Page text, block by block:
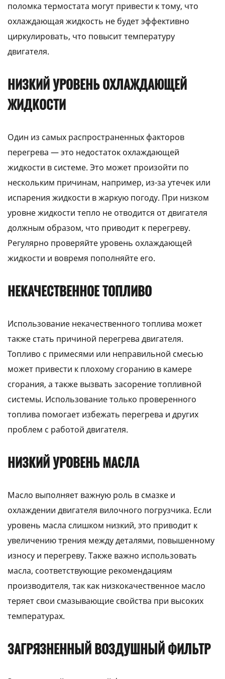
поломка термостата могут привести к тому, что
охлаждающая жидкость не будет эффективно
циркулировать, что повысит температуру
двигателя.
НИЗКИЙ УРОВЕНЬ ОХЛАЖДАЮЩЕЙ
ЖИДКОСТИ
Один из самых распространенных факторов
перегрева — это недостаток охлаждающей
жидкости в системе. Это может произойти по
нескольким причинам, например, из-за утечек или
испарения жидкости в жаркую погоду. При низком
уровне жидкости тепло не отводится от двигателя
должным образом, что приводит к перегреву.
Регулярно проверяйте уровень охлаждающей
жидкости и вовремя пополняйте его.
НЕКАЧЕСТВЕННОЕ ТОПЛИВО
Использование некачественного топлива может
также стать причиной перегрева двигателя.
Топливо с примесями или неправильной смесью
может привести к плохому сгоранию в камере
сгорания, а также вызвать засорение топливной
системы. Использование только проверенного
топлива помогает избежать перегрева и других
проблем с работой двигателя.
НИЗКИЙ УРОВЕНЬ МАСЛА
Масло выполняет важную роль в смазке и
охлаждении двигателя вилочного погрузчика. Если
уровень масла слишком низкий, это приводит к
увеличению трения между деталями, повышенному
износу и перегреву. Также важно использовать
масла, соответствующие рекомендациям
производителя, так как низкокачественное масло
теряет свои смазывающие свойства при высоких
температурах.
ЗАГРЯЗНЕННЫЙ ВОЗДУШНЫЙ ФИЛЬТР